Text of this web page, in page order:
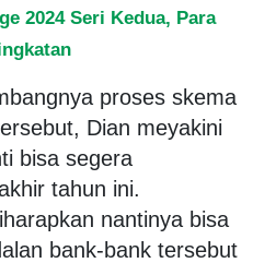
2024 Seri Kedua, Para
proses skema
Dian meyakini
bisa segera
tahun ini.
nantinya bisa
bank-bank tersebut